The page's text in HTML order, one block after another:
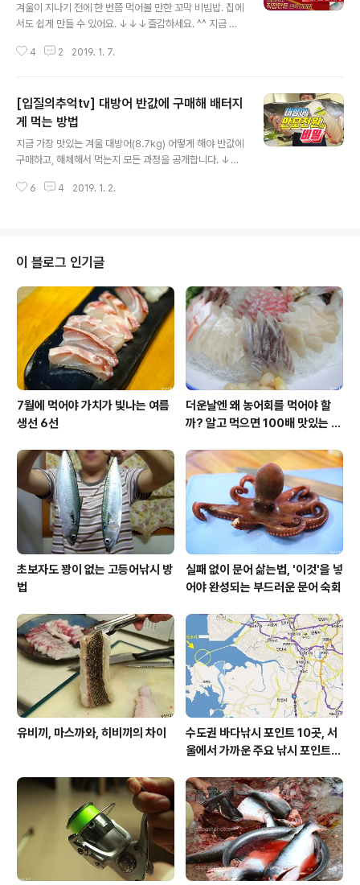
겨울이 지나기 전에 한 번쯤 먹어볼 만한 꼬막 비빔밥. 집에
서도 쉽게 만들 수 있어요. ↓↓↓즐감하세요. ^^ 지금 안
https://www.youtube.com/입질의추억tv) 정기구독자
4 2 2019. 1. 7.
[입질의추억tv] 대방어 반값에 구매해 배터지
게 먹는 방법
지금 가장 맛있는 겨울 대방어(8.7kg) 어떻게 해야 반값에
구매하고, 해체해서 먹는지 모든 과정을 공개합니다. ↓↓
먹는 방법(입질의추억tv : https://www.youtube.com/
6 4 2019. 1. 2.
이 블로그 인기글
7월에 먹어야 가치가 빛나는 여름
생선 6선
더운날엔 왜 농어회를 먹어야 할
까? 알고 먹으면 100배 맛있는 농
초보자도 꽝이 없는 고등어낚시 방
법
실패 없이 문어 삶는법, '이것'을 넣
어야 완성되는 부드러운 문어 숙회
유비끼, 마스까와, 히비끼의 차이
수도권 바다낚시 포인트 10곳, 서
울에서 가까운 주요 낚시 포인트